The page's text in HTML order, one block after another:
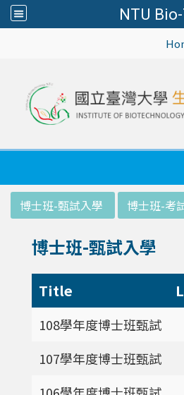
NTU
博士班-甄試入學 博士班-考
博士班-甄試入學
Title
108學年度博士班甄試
107學年度博士班甄試